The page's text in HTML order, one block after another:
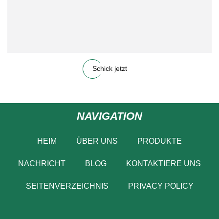
Schick jetzt
NAVIGATION
HEIM ÜBER UNS PRODUKTE
NACHRICHT BLOG KONTAKTIERE UNS
SEITENVERZEICHNIS PRIVACY POLICY